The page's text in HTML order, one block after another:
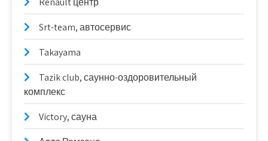
Srt-team, автосервис
Takayama
Tazik club, саунно-оздоровительный
комплекс
Victory, сауна